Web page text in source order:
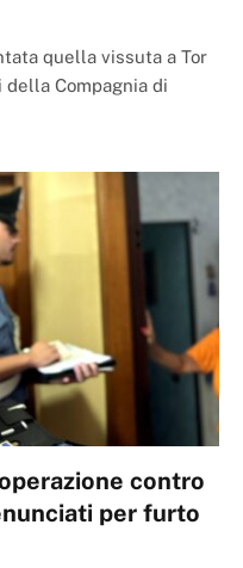
quella vissuta a Tor
della Compagnia di
contro
per furto